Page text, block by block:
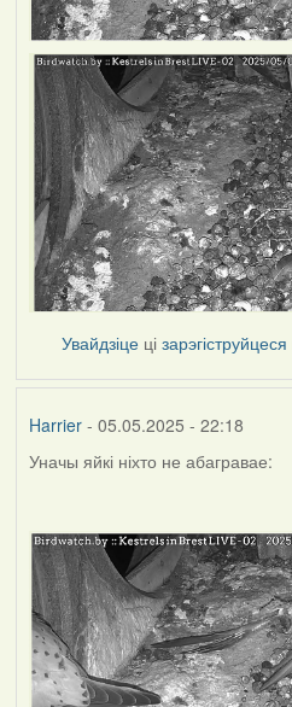
Увайдзіце цізарэгіструйцеся
Harrier- 05.05.2025 - 22:18
Уначы яйкі ніхто не абагравае: